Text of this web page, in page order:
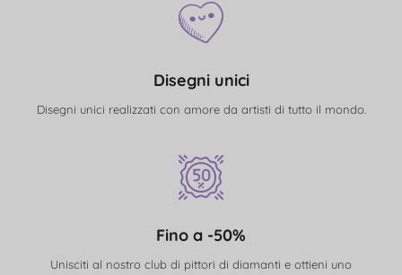
Disegni unici
Disegni unici realizzati con amore da artisti di tutto il mondo.
Fino a -50%
Unisciti al nostro club di pittori di diamanti e ottieni uno